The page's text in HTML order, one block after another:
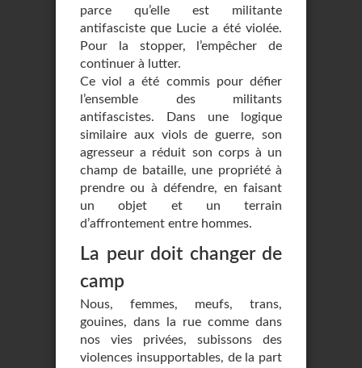
parce qu’elle est militante
antifasciste que Lucie a été violée.
Pour la stopper, l’empêcher de
continuer à lutter.
Ce viol a été commis pour défier
l’ensemble des militants
antifascistes. Dans une logique
similaire aux viols de guerre, son
agresseur a réduit son corps à un
champ de bataille, une propriété à
prendre ou à défendre, en faisant
un objet et un terrain
d’affrontement entre hommes.
La peur doit changer de
camp
Nous, femmes, meufs, trans,
gouines, dans la rue comme dans
nos vies privées, subissons des
violences insupportables, de la part